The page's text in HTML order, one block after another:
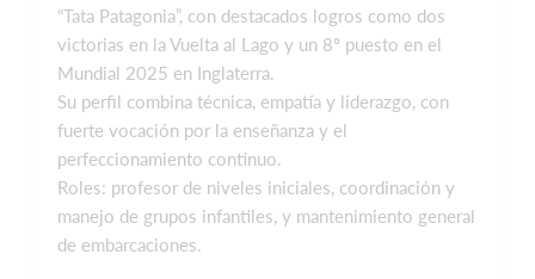
“Tata Patagonia”, con destacados logros como dos
victorias en la Vuelta al Lago y un 8º puesto en el
Mundial 2025 en Inglaterra.
Su perfil combina técnica, empatía y liderazgo, con
fuerte vocación por la enseñanza y el
perfeccionamiento continuo.
Roles: profesor de niveles iniciales, coordinación y
manejo de grupos infantiles, y mantenimiento general
de embarcaciones.